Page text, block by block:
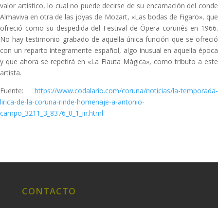
valor artístico, lo cual no puede decirse de su encarnación del conde
Almaviva en otra de las joyas de Mozart, «Las bodas de Figaro», que
ofreció como su despedida del Festival de Ópera coruñés en 1966.
No hay testimonio grabado de aquella única función que se ofreció
con un reparto íntegramente español, algo inusual en aquella época
y que ahora se repetirá en «La Flauta Mágica», como tributo a este
artista.
Fuente: https://www.codalario.com/coruna/noticias/la-temporada-
lirica-de-la-coruna-rinde-homenaje-a-antonio-
campo_3211_3_8376_0_1_in.html
CONTACTO